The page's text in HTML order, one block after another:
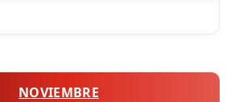
NOVIEMBRE